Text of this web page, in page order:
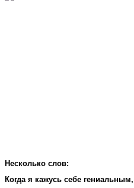
Несколько слов:
Когда я кажусь себе